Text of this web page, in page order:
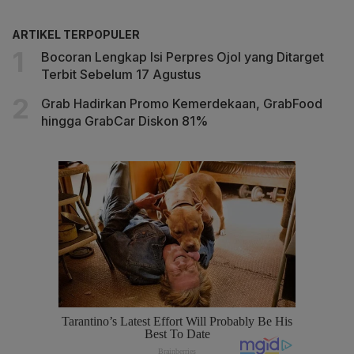
ARTIKEL TERPOPULER
Bocoran Lengkap Isi Perpres Ojol yang Ditarget
Terbit Sebelum 17 Agustus
Grab Hadirkan Promo Kemerdekaan, GrabFood
hingga GrabCar Diskon 81%